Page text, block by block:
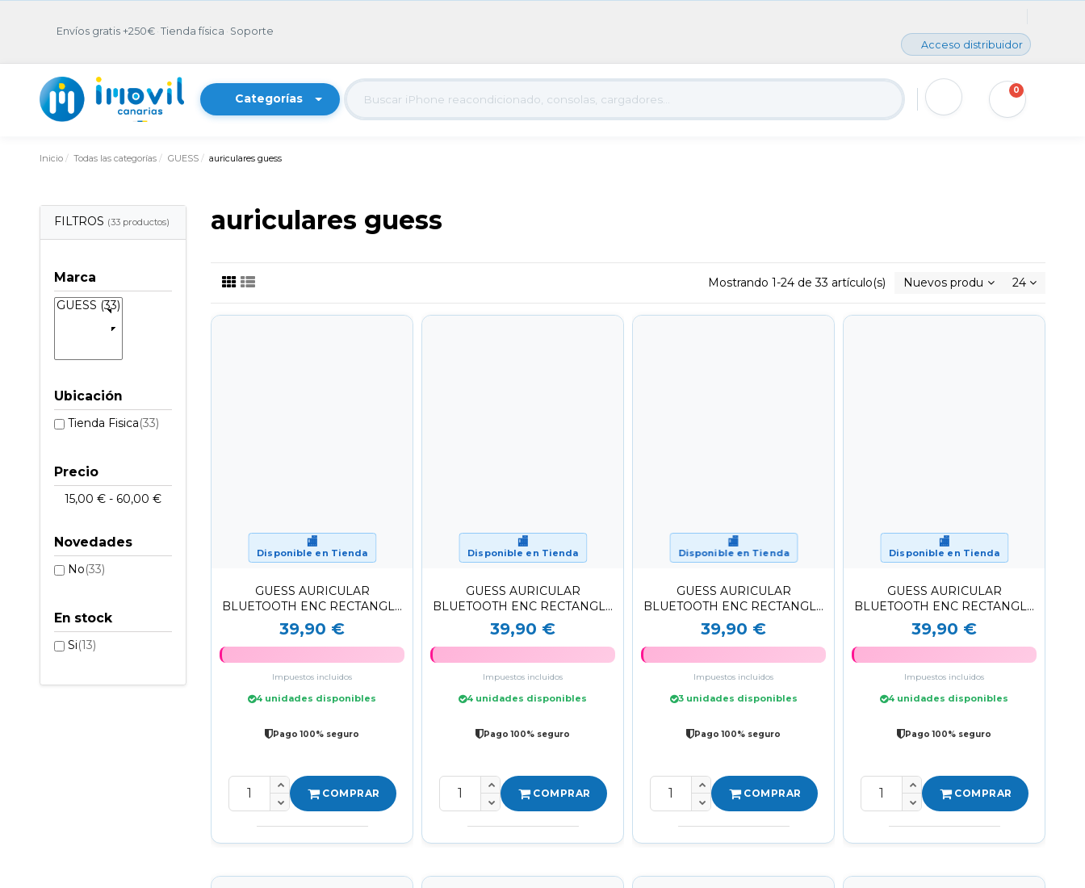
Envíos gratis +250€ · Tienda física · Soporte
Acceso distribuidor
Categorías
0
Inicio Todas las categorías GUESS auriculares guess
auriculares guess
Mostrando 1-24 de 33 artículo(s) Nuevos productos primero
24
🏬
Disponible en Tienda
GUESS AURICULAR
BLUETOOTH ENC RECTANGLE
NARANJA/DORADO
39,90 €
Impuestos incluidos
4 unidades disponibles
Pago 100% seguro
COMPRAR
🏬
Disponible en Tienda
GUESS AURICULAR
BLUETOOTH ENC RECTANGLE
NEGRO/DORADO
39,90 €
Impuestos incluidos
4 unidades disponibles
Pago 100% seguro
COMPRAR
🏬
Disponible en Tienda
GUESS AURICULAR
BLUETOOTH ENC RECTANGLE
ROSA/DORADO
39,90 €
Impuestos incluidos
3 unidades disponibles
Pago 100% seguro
COMPRAR
🏬
Disponible en Tienda
GUESS AURICULAR
BLUETOOTH ENC RECTANGLE
BLANCO/DORADO
39,90 €
Impuestos incluidos
4 unidades disponibles
Pago 100% seguro
COMPRAR
FILTROS (33 productos)
Marca
Ubicación
Tienda Fisica(33)
Precio
15,00 € - 60,00 €
Novedades
No(33)
En stock
Si(13)